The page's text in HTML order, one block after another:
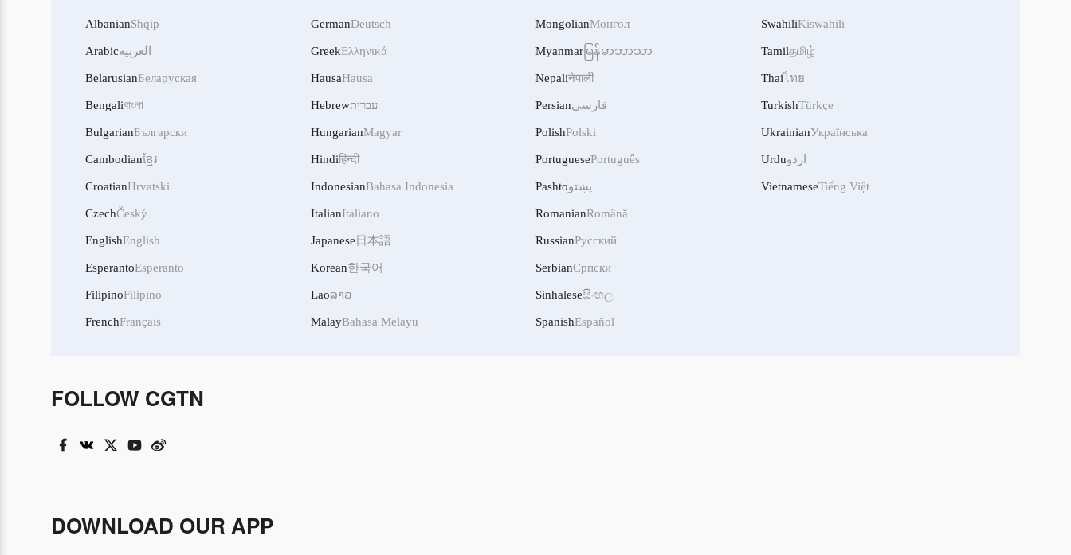
AlbanianShqip
Arabicالعربية
BelarusianБеларуская
Bengaliবাংলা
BulgarianБългарски
Cambodianខ្មែរ
CroatianHrvatski
CzechČeský
EnglishEnglish
EsperantoEsperanto
FilipinoFilipino
FrenchFrançais
GermanDeutsch
GreekΕλληνικά
HausaHausa
Hebrewעברית
HungarianMagyar
Hindiहिन्दी
IndonesianBahasa Indonesia
ItalianItaliano
Japanese 日本語
Korean한국어
Laoລາວ
MalayBahasa Melayu
MongolianМонгол
Myanmar မြန်မာဘာသာ
Nepaliनेपाली
Persianفارسی
PolishPolski
PortuguesePortuguês
Pashtoپښتو
RomanianRomână
RussianРусский
SerbianСрпски
Sinhaleseසිංහල
SpanishEspañol
SwahiliKiswahili
Tamilதமிழ்
Thaiไทย
TurkishTürkçe
UkrainianУкраїнська
Urduاردو
VietnameseTiếng Việt
FOLLOW CGTN
DOWNLOAD OUR APP